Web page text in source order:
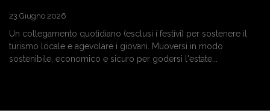
23 Giugno 2026
Un collegamento quotidiano (esclusi i festivi) per sostenere il
turismo locale e agevolare i giovani. Muoversi in modo
sostenibile, economico e sicuro per godersi l'estate...